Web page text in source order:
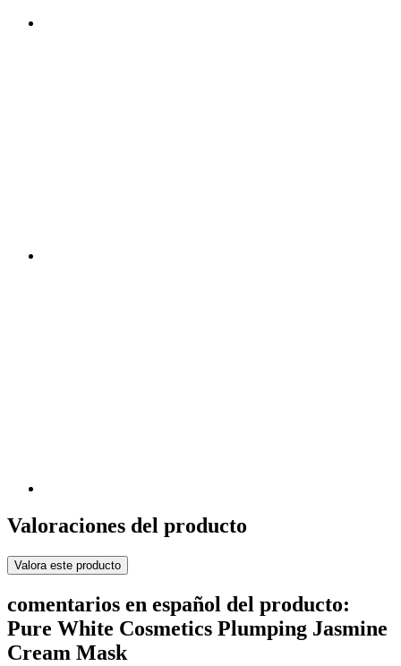
Valoraciones del producto
Valora este producto
comentarios en español del producto:
Pure White Cosmetics Plumping Jasmine
Cream Mask